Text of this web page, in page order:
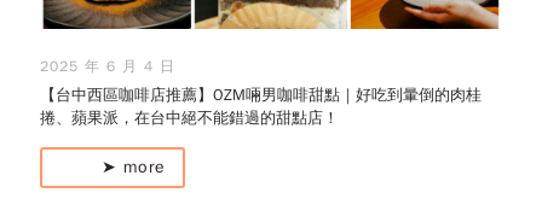
2025 年 6 月 4 日
【台中西區咖啡店推薦】OZM啢男咖啡甜點｜好吃到暈倒的肉桂
捲、蘋果派，在台中絕不能錯過的甜點店！
➤ more